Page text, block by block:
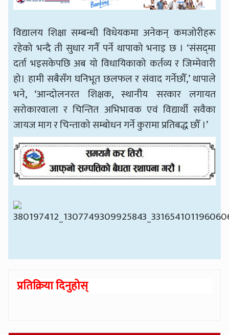
विद्यालय शिक्षा सम्बन्धी विधेयकमा अनेकन् कमजोरीहरू
रहेको भन्दै ती सुधार गर्नै पर्ने थापाको भनाइ छ । ‘संसद्‍मा
दर्ता भइसकेपछि अब यो विधायिकाको कर्तव्य र जिम्मेवारी
हो। हामी सबैसँग घनिभूत छलफल र संवाद गर्नेछौँ,’ थापाले
भने, ‘आन्दोलनरत शिक्षक, स्थानीय सरकार लगायत
सरोकारवाला र चिन्तित अभिभावक एवं विद्यार्थी सवैका
जायज माग र चिन्ताको सम्बोधन गर्ने कुरामा प्रतिबद्ध छौँ ।’
प्रतिक्रिया दिनुहोस्